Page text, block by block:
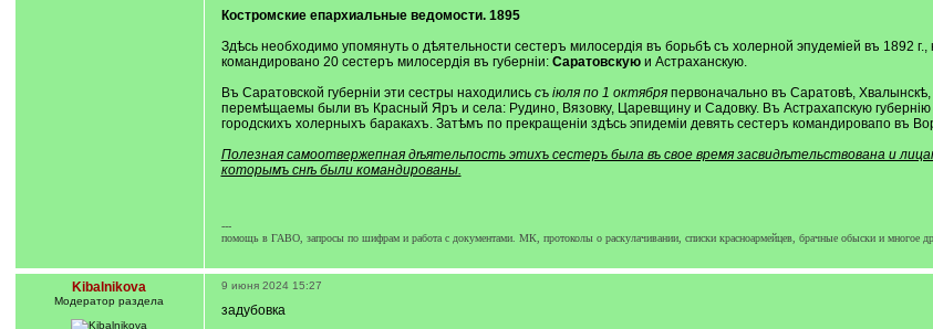
Костромские епархиальные ведомости. 1895
Здѣсь необходимо упомянуть о дѣятельности сестеръ милосердія въ борьбѣ съ холерной эпудеміей въ 1892
командировано 20 сестеръ милосердія въ губерніи: Саратовскуюи Астраханскую.
Въ Саратовской губерніи эти сестры находились съ іюля по 1 октября первоначально въ Саратовѣ, Хвалынскѣ,
перемѣщаемы были въ Красный Яръ и села: Рудино, Вязовку, Царевщину и Садовку. Въ Астрахапскую
городскихъ холерныхъ баракахъ. Затѣмъ по прекращеніи здѣсь эпидеміи девять сестеръ командировапо въ
Полезная самоотвержепная дѣятельпость этихъ сестеръ была въ свое время засвидѣтельствована и
которымъ снѣ были командированы.
---
помощь в ГАВО, запросы по шифрам и работа с документами. МК, протоколы о раскулачивании, списки красноармейцев, брачные обыски и многое
Kibalnikova
Модератор раздела
9 июня 2024 15:27
задубовка